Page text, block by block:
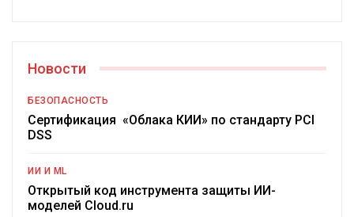
Новости
БЕЗОПАСНОСТЬ
Сертификация «Облака КИИ» по стандарту PCI
DSS
ИИ И ML
Открытый код инструмента защиты ИИ-
моделей Cloud.ru